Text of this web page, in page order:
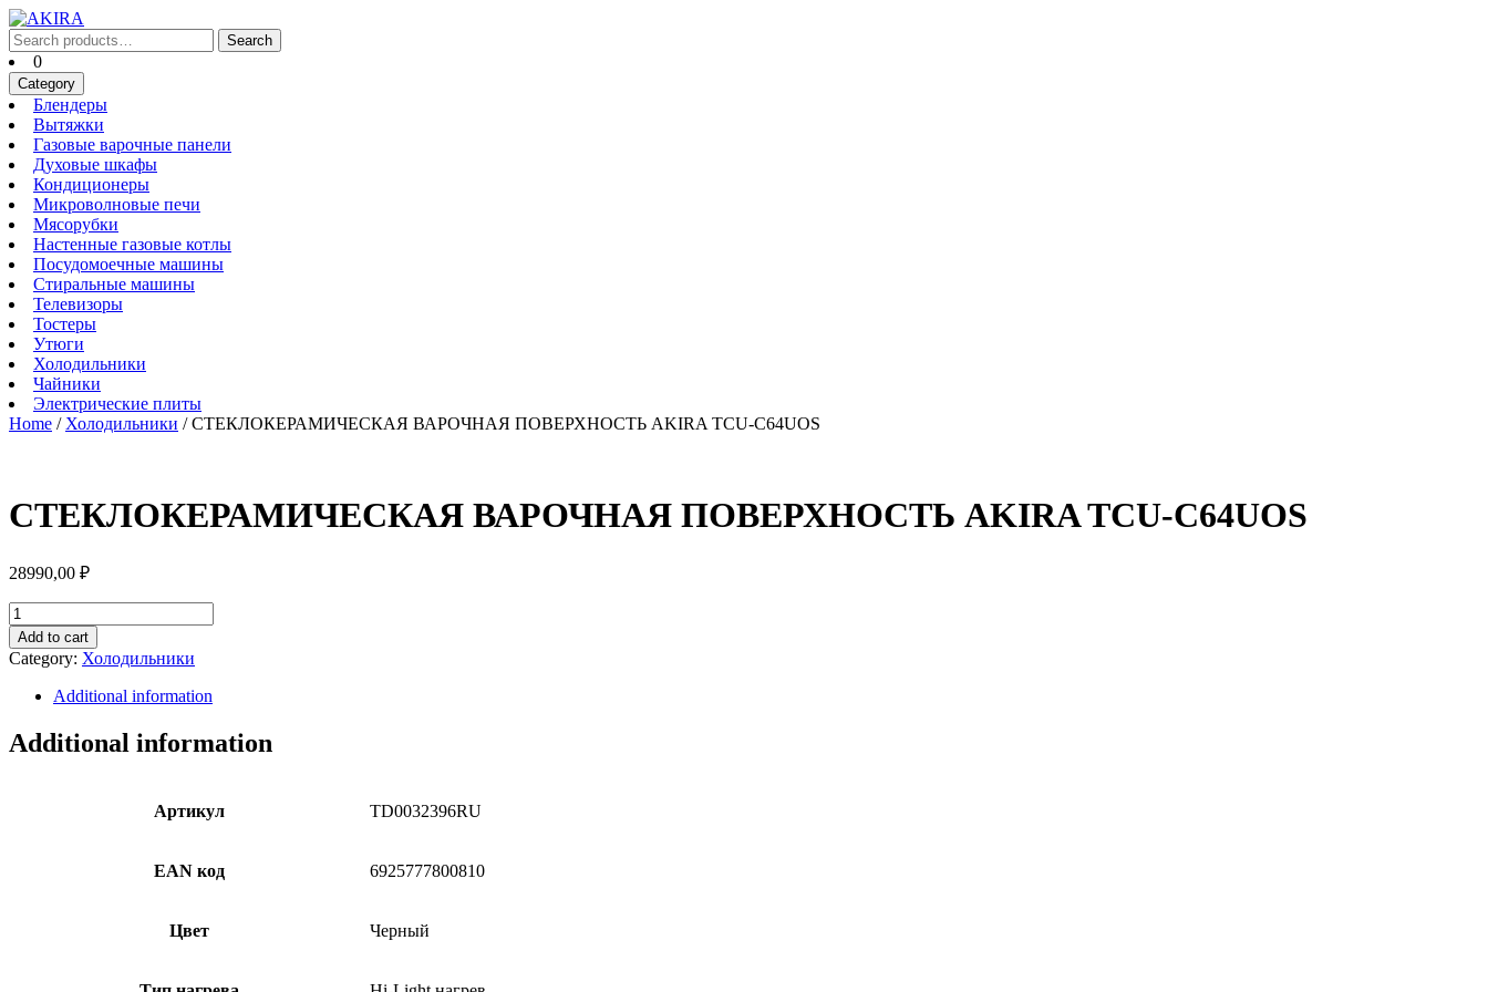
Skip
to
content
Skip
to
content
Search
for:
Search
Cart0
Category
БлендерыБлендеры
Вытяжки
Газовые варочные панели
Духовые шкафыДуховые
КондиционерыКондиционеры
Микроволновые печи
Мясорубки
Настенные газовые котлыНастенные
Посудомоечные машиныПосудомоечные
Стиральные машиныСтиральные
ТелевизорыТелевизоры
ТостерыТостеры
Утюги
Холодильники
Чайники
Электрические плитыЭлектрические
плиты
Home / Холодильники / СТЕКЛОКЕРАМИЧЕСКАЯ ВАРОЧНАЯ ПОВЕРХНОСТЬ AKIRA TCU-C64UOS
СТЕКЛОКЕРАМИЧЕСКАЯ ВАРОЧНАЯ ПОВЕРХНОСТЬ AKIRA TCU-C64UOS
28990,00 ₽
СТЕКЛОКЕРАМИЧЕСКАЯ
ВАРОЧНАЯ
ПОВЕРХНОСТЬ
AKIRA
TCU-
C64UOS
quantity
Add to cart
Category: Холодильники
Additional information
Additional information
Артикул TD0032396RU
EAN код 6925777800810
Цвет Черный